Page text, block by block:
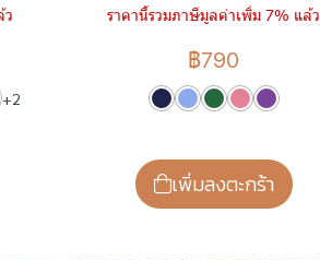
ว
+2
ราคานี้รวมภาษีมูลค่าเพิ่ม 7% แล้ว
฿790
เพิ่มลงตะกร้า